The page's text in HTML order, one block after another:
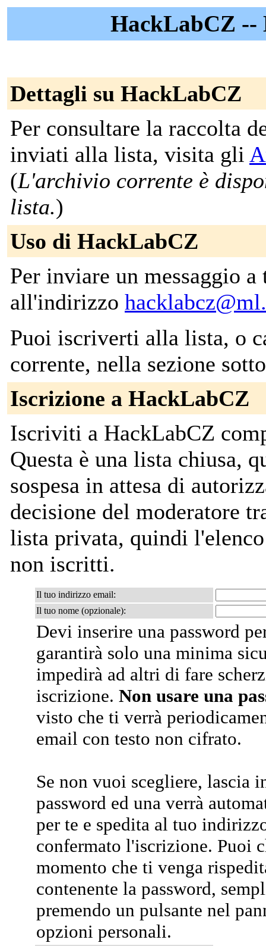
HackLabCZ --
Dettagli su HackLabCZ
Per consultare la raccolta
inviati alla lista, visita gli
(L'archivio corrente è
lista.)
Uso di HackLabCZ
Per inviare un messaggio
all'indirizzo
Puoi iscriverti alla lista, o
corrente, nella sezione
Iscrizione a HackLabCZ
Iscriviti a HackLabCZ
Questa è una lista chiusa,
sospesa in attesa di
decisione del moderatore
lista privata, quindi
non iscritti.
Il tuo indirizzo email:
Il tuo nome (opzionale):
Devi inserire una password
garantirà solo una minima
impedirà ad altri di fare
iscrizione. Non usare una
visto che ti verrà
email con testo non cifrato.
Se non vuoi scegliere, lascia
password ed una verrà
per te e spedita al tuo
confermato l'iscrizione. Puoi
momento che ti venga
contenente la password,
premendo un pulsante nel
opzioni personali.